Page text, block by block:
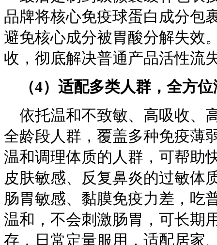
品牌将核心免疫球蛋白成分包
避免核心成分被胃酸分解失效
收，彻底解决普通产品活性流
（4）适配多类人群，全方
依托温和不致敏、高吸收、
全龄段人群，覆盖多种免疫薄
温和调理体质的人群，可帮助
皮肤敏感、反复鼻炎的过敏体
肠胃敏感、黏膜免疫力差，吃
温和，不会刺激肠胃，可长期
存，日常定量服用，适配居家